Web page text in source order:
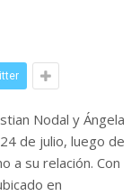
Nodal y Ángela
de julio, luego de
a su relación. Con
en